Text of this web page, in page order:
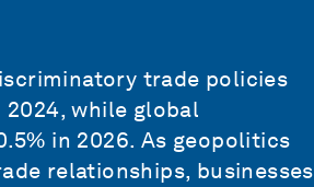
trade policies
while global
in 2026. As geopolitics
relationships, businesses